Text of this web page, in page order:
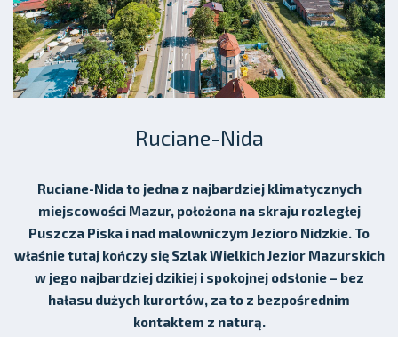
Ruciane-Nida
Ruciane-Nida to jedna z najbardziej klimatycznych
miejscowości Mazur, położona na skraju rozległej
Puszcza Piska i nad malowniczym Jezioro Nidzkie. To
właśnie tutaj kończy się Szlak Wielkich Jezior Mazurskich
w jego najbardziej dzikiej i spokojnej odsłonie – bez
hałasu dużych kurortów, za to z bezpośrednim
kontaktem z naturą.